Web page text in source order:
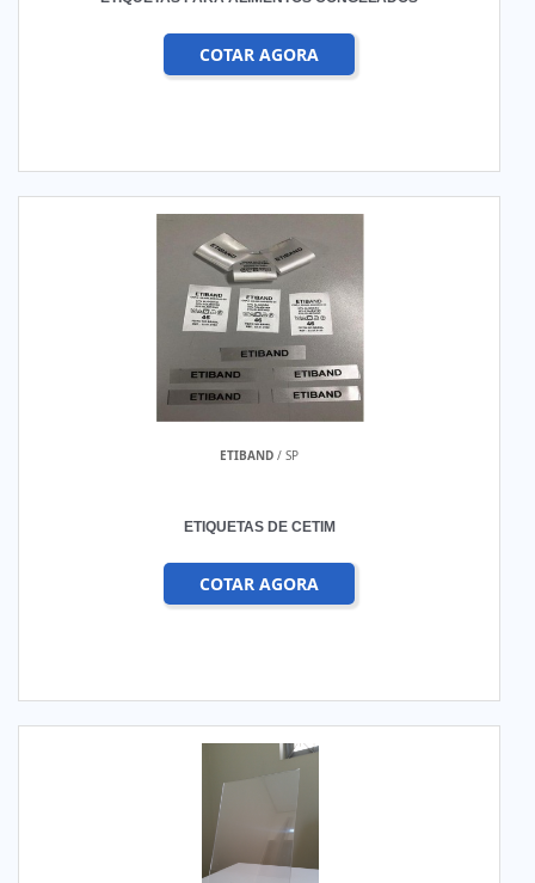
COTAR AGORA
ETIBAND / SP
ETIQUETAS DE CETIM
COTAR AGORA